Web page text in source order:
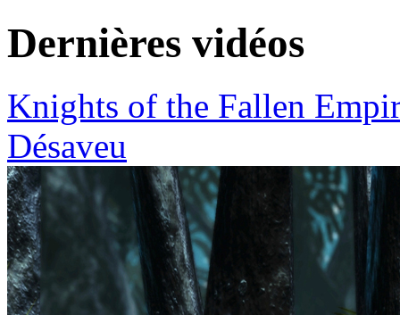
Dernières vidéos
Knights of the Fallen
Désaveu